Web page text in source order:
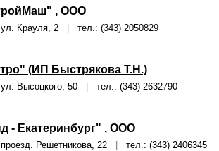
, ООО
ул. Крауля, 2 тел.: (343) 2050829
(ИП Быстрякова Т.Н.)
ул. Высоцкого, 50 тел.: (343) 2632790
- Екатеринбург" , ООО
проезд. Решетникова, 22 тел.: (343) 2406345